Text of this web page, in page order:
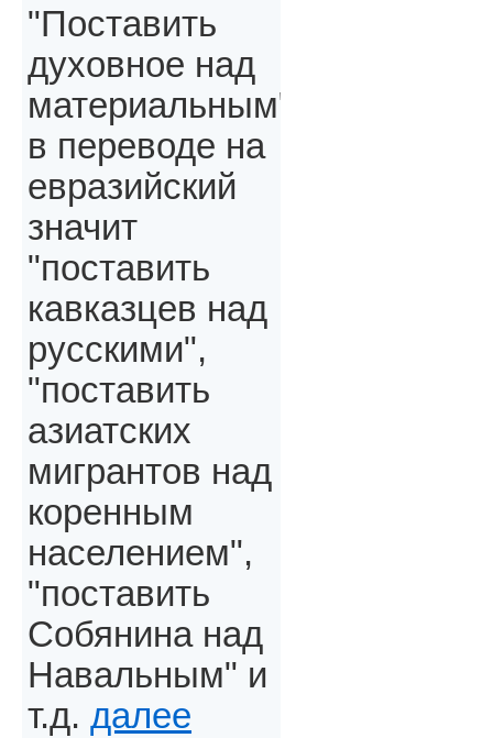
"Поставить
духовное над
материальным"
в переводе на
евразийский
значит
"поставить
кавказцев над
русскими",
"поставить
азиатских
мигрантов над
коренным
населением",
"поставить
Собянина над
Навальным" и
т.д. далее